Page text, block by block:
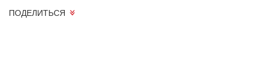
ПОДЕЛИТЬСЯ